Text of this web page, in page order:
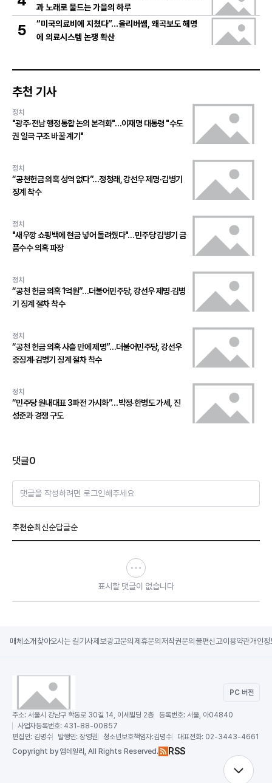
과 노래로 물드는 가을의 하루
5
“미국의료비에 지쳤다”…올리버쌤, 왜곡보도 해명
에 의료시스템 논쟁 확산
추천 기사
정치
"광주·전남 행정통합 논의 본격화"…이재명 대통령 "수도
권 일극 구조 바꿀 계기"
정치
“공천헌금 의혹 성역 없다”…정청래, 강선우 제명·김병기
징계 착수
정치
"새우깡 쇼핑백에 현금 넣어 돌려줬다"…민주당 김병기 금
품수수 의혹 파장
정치
“공천 헌금 의혹 1억원”…더불어민주당, 강선우 제명·김병
기 징계 절차 착수
정치
“공천 헌금 의혹 사흘 만에 제명”…더불어민주당, 강선우
중징계·김병기 징계 절차 착수
정치
“민주당 원내대표 3파전 가시화”…박정·한병도 가세, 진
성준과 경쟁 구도
댓글0
댓글을 작성하려면 로그인해주세요
추천순최신순답글순
표시할 댓글이 없습니다
매체소개 찾아오시는 길기사제보광고문의 제휴문의 저작권문의 불편신고이용약관개인정
PC 버전
주소: 서울시 강남구 학동로 30길 14, 이세빌딩 2층 등록번호: 서울, 아04840
사업자등록번호: 431-88-00857
편집인: 김명수 발행인: 장영권 청소년보호책임자:김명수 대표전화: 02-3443-4661
Copyright by 엠데일리, All Rights Reserved. RSS